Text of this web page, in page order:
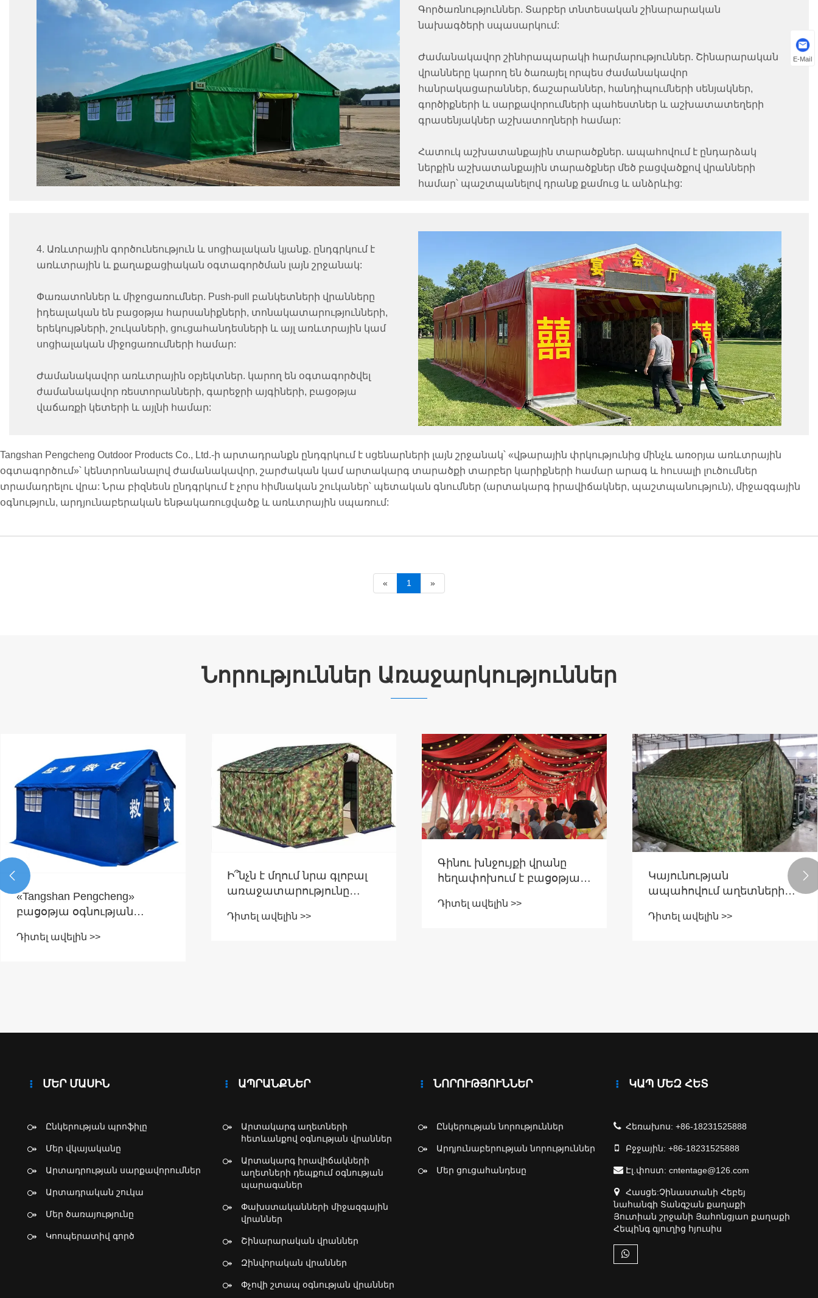
Գործառնություններ. Տարբեր տնտեսական շինարարական
նախագծերի սպասարկում:
Ժամանակավոր շինհրապարակի հարմարություններ. Շինարարական
վրանները կարող են ծառայել որպես ժամանակավոր
հանրակացարաններ, ճաշարաններ, հանդիպումների սենյակներ,
գործիքների և սարքավորումների պահեստներ և աշխատատեղերի
գրասենյակներ աշխատողների համար:
Հատուկ աշխատանքային տարածքներ. ապահովում է ընդարձակ
ներքին աշխատանքային տարածքներ մեծ բացվածքով վրանների
համար՝ պաշտպանելով դրանք քամուց և անձրևից:
4. Առևտրային գործունեություն և սոցիալական կյանք. ընդգրկում է
առևտրային և քաղաքացիական օգտագործման լայն շրջանակ:
Փառատոններ և միջոցառումներ. Push-pull բանկետների վրանները
իդեալական են բացօթյա հարսանիքների, տոնակատարությունների,
երեկույթների, շուկաների, ցուցահանդեսների և այլ առևտրային կամ
սոցիալական միջոցառումների համար:
Ժամանակավոր առևտրային օբյեկտներ. կարող են օգտագործվել
ժամանակավոր ռեստորանների, գարեջրի այգիների, բացօթյա
վաճառքի կետերի և այլնի համար:
Tangshan Pengcheng Outdoor Products Co., Ltd.-ի արտադրանքն ընդգրկում է սցենարների լայն շրջանակ՝ «վթարային փրկությունից մինչև առօրյա առևտրային
օգտագործում»՝ կենտրոնանալով ժամանակավոր, շարժական կամ արտակարգ տարածքի տարբեր կարիքների համար արագ և հուսալի լուծումներ
տրամադրելու վրա: Նրա բիզնեսն ընդգրկում է չորս հիմնական շուկաներ՝ պետական ​​գնումներ (արտակարգ իրավիճակներ, պաշտպանություն), միջազգային
օգնություն, արդյունաբերական ենթակառուցվածք և առևտրային սպառում:
« 1 »
Նորություններ Առաջարկություններ
«Tangshan Pengcheng»
բացօթյա օգնության
պատվերներ են ստացել
Դիտել ավելին >>
Ի՞նչն է մղում նրա գլոբալ
առաջատարությունը
իրավիճակների
Դիտել ավելին >>
Գինու խնջույքի վրանը
հեղափոխում է բացօթյա
Դիտել ավելին >>
Կայունության
ապահովում աղետների
ապաստարաններում
Դիտել ավելին >>
 
ՄԵՐ ՄԱՍԻՆ
Ընկերության պրոֆիլը
Մեր վկայականը
Արտադրության սարքավորումներ
Արտադրական շուկա
Մեր ծառայությունը
Կոոպերատիվ գործ
ԱՊՐԱՆՔՆԵՐ
Արտակարգ աղետների
հետևանքով օգնության վրաններ
Արտակարգ իրավիճակների
աղետների դեպքում օգնության
պարագաներ
Փախստականների միջազգային
վրաններ
Շինարարական վրաններ
Զինվորական վրաններ
Փչովի շտապ օգնության վրաններ
ՆՈՐՈՒԹՅՈՒՆՆԵՐ
Ընկերության նորություններ
Արդյունաբերության նորություններ
Մեր ցուցահանդեսը
ԿԱՊ ՄԵԶ ՀԵՏ
Հեռախոս: +86-18231525888
Բջջային: +86-18231525888
Էլ.փոստ: cntentage@126.com
Հասցե:Չինաստանի Հեբեյ
նահանգի Տանգշան քաղաքի
Յուտիան շրջանի Յահոնցյաո քաղաքի
Հեպինգ գյուղից հյուսիս
E-Mail